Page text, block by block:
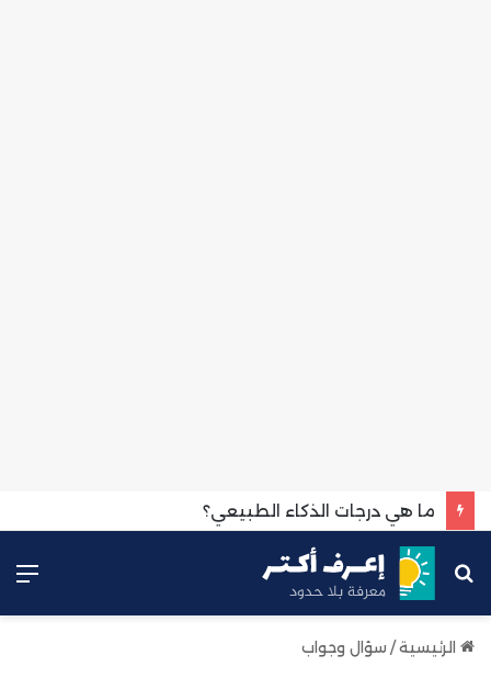
ما هي درجات الذكاء الطبيعي؟
بحث
عن
الرئيسية/ سؤال وجواب